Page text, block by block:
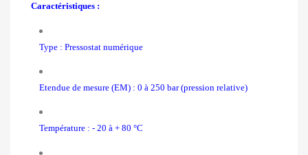
Caractéristiques :
Type : Pressostat numérique
Etendue de mesure (EM) : 0 à 250 bar (pression relative)
Température : - 20 à + 80 °C